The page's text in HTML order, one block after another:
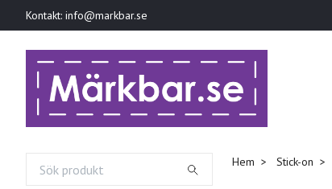
Kontakt: info@markbar.se
Hem Stick-on